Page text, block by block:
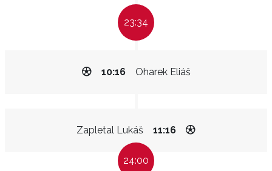
23:34
Oharek Eliáš
10:16
Zapletal Lukáš 11:16
24:00